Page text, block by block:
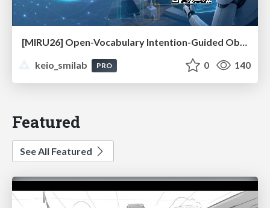
[MIRU26] Open-Vocabulary Intention-Guided Object Detection in Diverse Scenes
keio_smilab
PRO 0 140
Featured
See All Featured